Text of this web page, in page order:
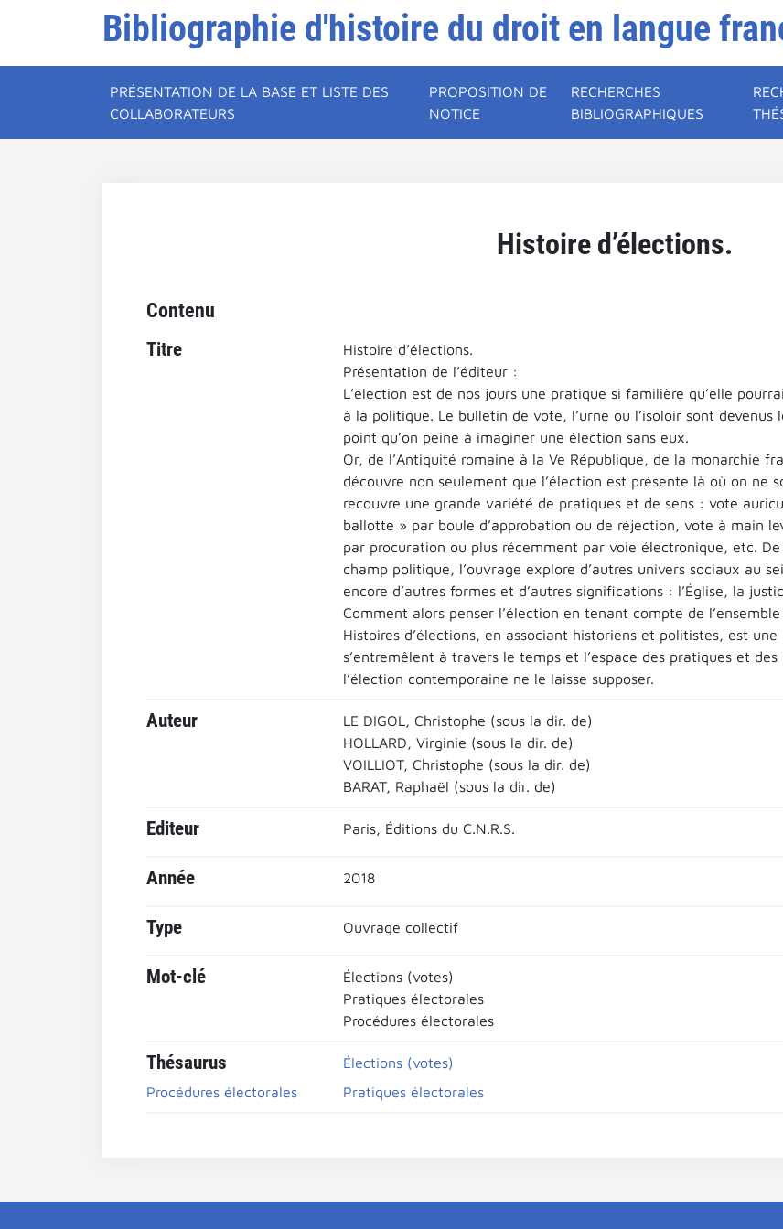
Bibliographie d'histoire du droit en langue
PRÉSENTATION DE LA BASE ET LISTE DES
COLLABORATEURS
PROPOSITION DE
NOTICE
RECHERCHES
BIBLIOGRAPHIQUES
Histoire d’élections.
Contenu
Titre
Histoire d’élections.
Présentation de l’éditeur :
L’élection est de nos jours une pratique si familière qu’elle
à la politique. Le bulletin de vote, l’urne ou l’isoloir sont
point qu’on peine à imaginer une élection sans eux.
Or, de l’Antiquité romaine à la Ve République, de la monarchie
découvre non seulement que l’élection est présente là où on ne
recouvre une grande variété de pratiques et de sens : vote
ballotte » par boule d’approbation ou de réjection, vote à main
par procuration ou plus récemment par voie électronique, etc.
champ politique, l’ouvrage explore d’autres univers sociaux au
encore d’autres formes et d’autres significations : l’Église, la
Comment alors penser l’élection en tenant compte de
Histoires d’élections, en associant historiens et politistes, est
s’entremêlent à travers le temps et l’espace des pratiques et
l’élection contemporaine ne le laisse supposer.
Auteur
LE DIGOL, Christophe (sous la dir. de)
HOLLARD, Virginie (sous la dir. de)
VOILLIOT, Christophe (sous la dir. de)
BARAT, Raphaël (sous la dir. de)
Editeur Paris, Éditions du C.N.R.S.
Année 2018
Type Ouvrage collectif
Mot-clé
Élections (votes)
Pratiques électorales
Procédures électorales
Thésaurus
Élections (votes)
Procédures électorales
Pratiques électorales